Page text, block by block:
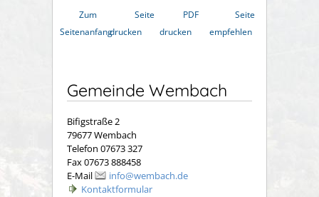
Zum
Seitenanfang
Seite
drucken
PDF
drucken
Seite
empfehlen
Gemeinde Wembach
Bifigstraße 2
79677 Wembach
Telefon 07673 327
Fax 07673 888458
E-Mail
info@wembach.de
Kontaktformular